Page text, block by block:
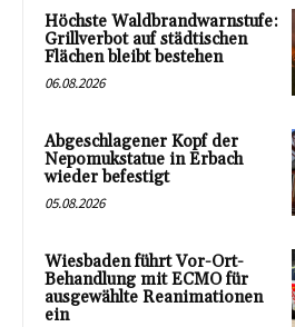
Höchste Waldbrandwarnstufe:
Grillverbot auf städtischen
Flächen bleibt bestehen
06.08.2026
Abgeschlagener Kopf der
Nepomukstatue in Erbach
wieder befestigt
05.08.2026
Wiesbaden führt Vor-Ort-
Behandlung mit ECMO für
ausgewählte Reanimationen
ein